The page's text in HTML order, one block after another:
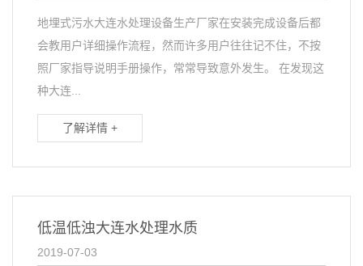
地埋式污水大连水处理设备生产厂家在安装完成设备后都
会教用户详细操作流程，然而许多用户往往记不住，不按
照厂家指导说明手册操作，常常导致意外发生。 在发现这
种大连...
了解详情 +
低温低浊大连水处理水质
2019-07-03